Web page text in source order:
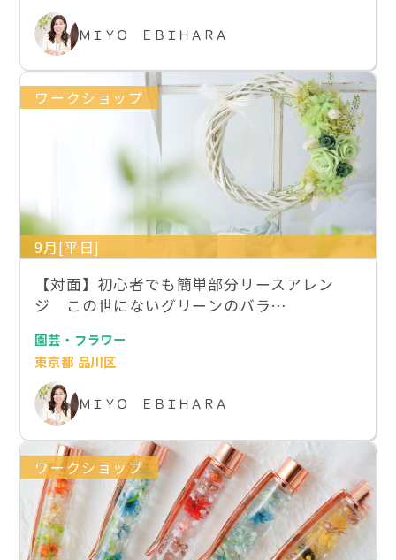
ＭＩＹＯ ＥＢＩＨＡＲＡ
ワークショップ
9月[平日]
【対面】初心者でも簡単部分リースアレン
ジ この世にないグリーンのバラ…
園芸・フラワー
東京都 品川区
ＭＩＹＯ ＥＢＩＨＡＲＡ
ワークショップ